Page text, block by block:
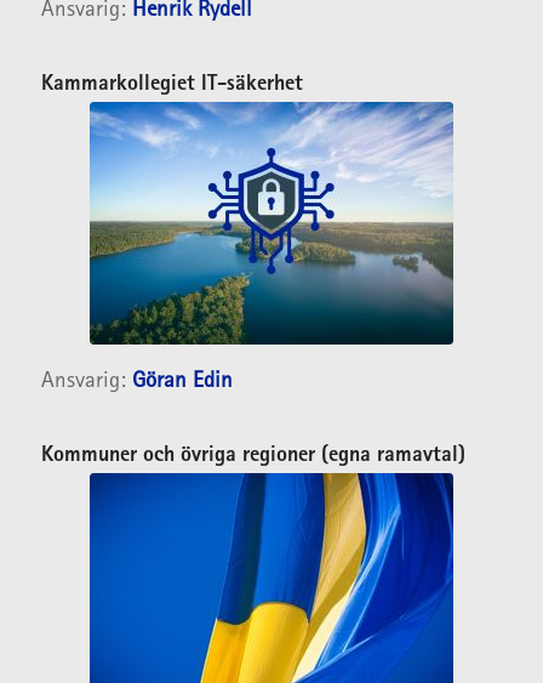
Ansvarig: Henrik Rydell
Kammarkollegiet IT-säkerhet
Ansvarig: Göran Edin
Kommuner och övriga regioner (egna ramavtal)